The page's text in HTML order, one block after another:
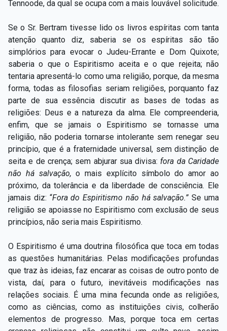
Tennoode, da qual se ocupa com a mais louvável solicitude.
Se o Sr. Bertram tivesse lido os livros espíritas com tanta
atenção quanto diz, saberia se os espíritas são tão
simplórios para evocar o Judeu-Errante e Dom Quixote;
saberia o que o Espiritismo aceita e o que rejeita; não
tentaria apresentá-lo como uma religião, porque, da mesma
forma, todas as filosofias seriam religiões, porquanto faz
parte de sua essência discutir as bases de todas as
religiões: Deus e a natureza da alma. Ele compreenderia,
enfim, que se jamais o Espiritismo se tornasse uma
religião, não poderia tornarse intolerante sem renegar seu
princípio, que é a fraternidade universal, sem distinção de
seita e de crença; sem abjurar sua divisa: fora da Caridade
não há salvação,o mais explícito símbolo do amor ao
próximo, da tolerância e da liberdade de consciência. Ele
jamais diz: “Fora do Espiritismo não há salvação.”Se uma
religião se apoiasse no Espiritismo com exclusão de seus
princípios, não seria mais Espiritismo.
O Espiritismo é uma doutrina filosófica que toca em todas
as questões humanitárias. Pelas modificações profundas
que traz às ideias, faz encarar as coisas de outro ponto de
vista, daí, para o futuro, inevitáveis modificações nas
relações sociais. É uma mina fecunda onde as religiões,
como as ciências, como as instituições civis, colherão
elementos de progresso. Mas, porque toca em certas